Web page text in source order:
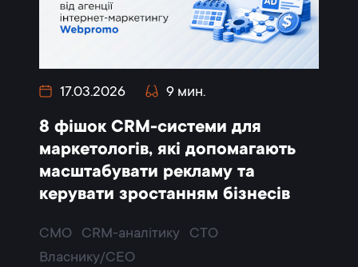
17.03.2026 9 мин.
8 фішок CRM-системи для
маркетологів, які допомагають
масштабувати рекламу та
керувати зростанням бізнесів
CMO CRM-аналітику
CTO
Власнику/CEO